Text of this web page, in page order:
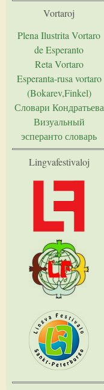
Vortaroj
Plena Ilustrita Vortaro
de Esperanto
Reta Vortaro
Esperanta-rusa vortaro
(Bokarev,Finkel)
Словари Кондратьева
Визуальный
эсперанто словарь
Lingvafestivaloj